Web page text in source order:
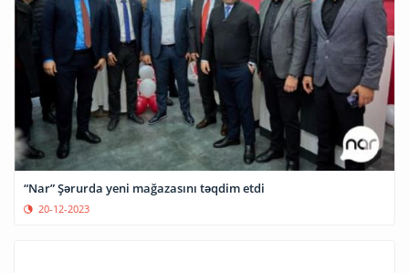
“Nar” Şərurda yeni mağazasını təqdim etdi
20-12-2023